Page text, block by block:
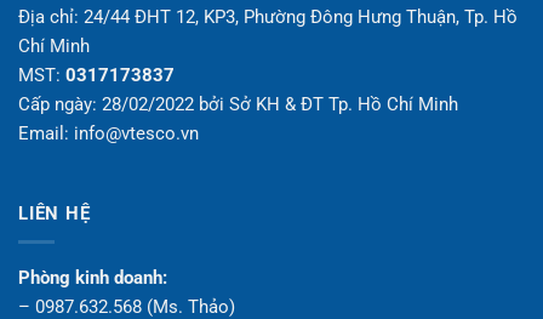
Địa chỉ: 24/44 ĐHT 12, KP3, Phường Đông Hưng Thuận, Tp. Hồ
Chí Minh
MST: 0317173837
Cấp ngày: 28/02/2022 bởi Sở KH & ĐT Tp. Hồ Chí Minh
Email: info@vtesco.vn
LIÊN HỆ
Phòng kinh doanh:
– 0987.632.568 (Ms. Thảo)